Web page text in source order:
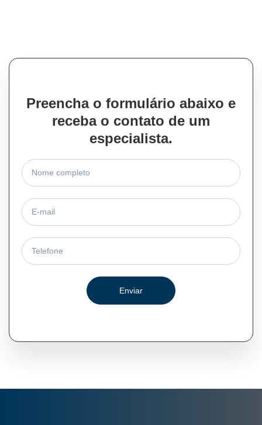
Preencha o formulário abaixo e
receba o contato de um
especialista.
Enviar